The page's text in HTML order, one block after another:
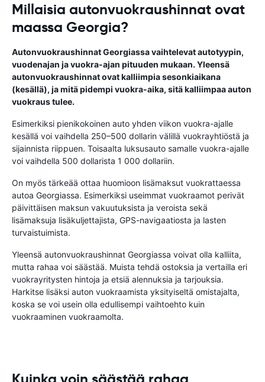
Millaisia autonvuokraushinnat ovat
maassa Georgia?
Autonvuokraushinnat Georgiassa vaihtelevat autotyypin,
vuodenajan ja vuokra-ajan pituuden mukaan. Yleensä
autonvuokraushinnat ovat kalliimpia sesonkiaikana
(kesällä), ja mitä pidempi vuokra-aika, sitä kalliimpaa auton
vuokraus tulee.
Esimerkiksi pienikokoinen auto yhden viikon vuokra-ajalle
kesällä voi vaihdella 250–500 dollarin välillä vuokrayhtiöstä ja
sijainnista riippuen. Toisaalta luksusauto samalle vuokra-ajalle
voi vaihdella 500 dollarista 1 000 dollariin.
On myös tärkeää ottaa huomioon lisämaksut vuokrattaessa
autoa Georgiassa. Esimerkiksi useimmat vuokraamot perivät
päivittäisen maksun vakuutuksista ja veroista sekä
lisämaksuja lisäkuljettajista, GPS-navigaatiosta ja lasten
turvaistuimista.
Yleensä autonvuokraushinnat Georgiassa voivat olla kalliita,
mutta rahaa voi säästää. Muista tehdä ostoksia ja vertailla eri
vuokrayritysten hintoja ja etsiä alennuksia ja tarjouksia.
Harkitse lisäksi auton vuokraamista yksityiseltä omistajalta,
koska se voi usein olla edullisempi vaihtoehto kuin
vuokraaminen vuokraamolta.